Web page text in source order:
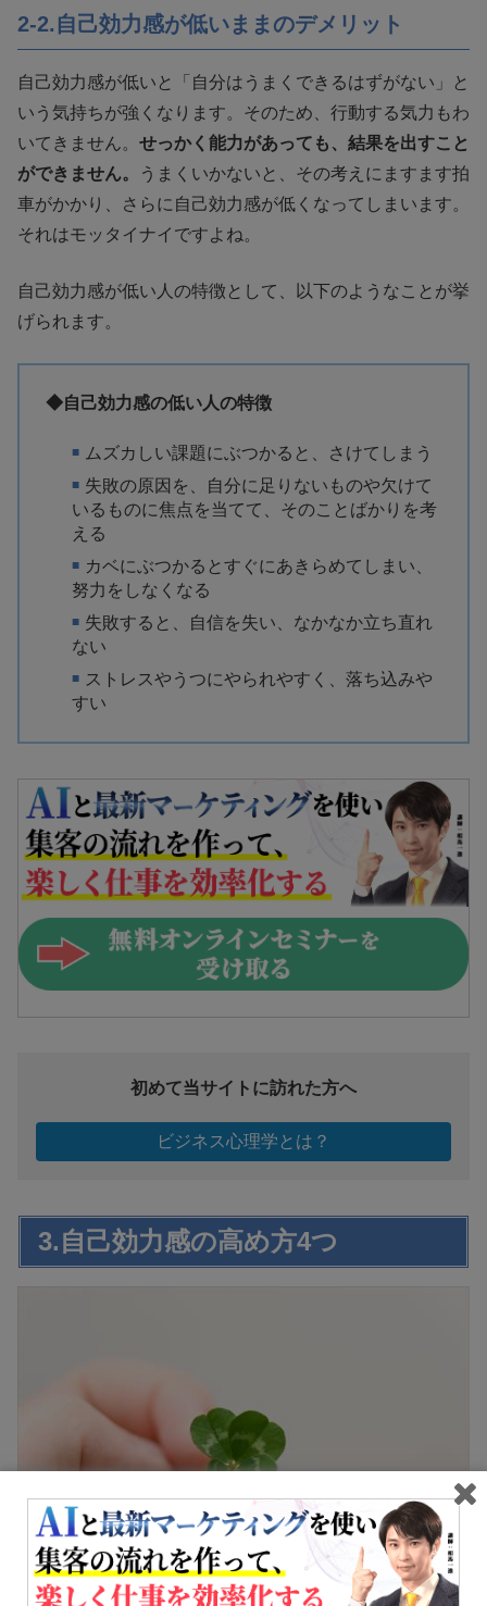
2-2.自己効力感が低いままのデメリット
自己効力感が低いと「自分はうまくできるはずがない」と
いう気持ちが強くなります。そのため、行動する気力もわ
いてきません。 せっかく能力があっても、結果を出すこと
ができません。
うまくいかないと、その考えにますます拍
車がかかり、さらに自己効力感が低くなってしまいます。
それはモッタイナイですよね。
自己効力感が低い人の特徴として、以下のようなことが挙
げられます。
◆自己効力感の低い人の特徴
ムズカしい課題にぶつかると、さけてしまう
失敗の原因を、自分に足りないものや欠けて
いるものに焦点を当てて、そのことばかりを考
える
カベにぶつかるとすぐにあきらめてしまい、
努力をしなくなる
失敗すると、自信を失い、なかなか立ち直れ
ない
ストレスやうつにやられやすく、落ち込みや
すい
初めて当サイトに訪れた方へ
ビジネス心理学とは？
3.自己効力感の高め方4つ